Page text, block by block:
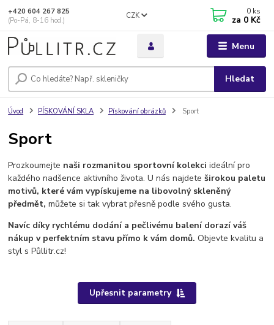
Menu
CZK
Hledat
+420 604 267 825
(Po-Pá, 8-16 hod.)
0 ks
za 0 Kč
Úvod PÍSKOVÁNÍ SKLA Pískování obrázků Sport
Sport
Prozkoumejte naši rozmanitou sportovní kolekci ideální pro
každého nadšence aktivního života. U nás najdeteširokou paletu
motivů, které vám vypískujeme na libovolný skleněný
předmět, můžete si tak vybrat přesně podle svého gusta.
Navíc díky rychlému dodání a pečlivému balení dorazí váš
nákup v perfektním stavu přímo k vám domů.Objevte kvalitu a
styl s Půllitr.cz!
Upřesnit parametry